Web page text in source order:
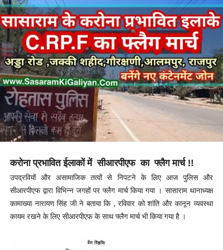
करोना प्रभावित ईलाकों में सीआरपीएफ का फ्लैग मार्च !!
उपद्रवियों और असामाजिक तत्वों से निपटने के लिए आज पुलिस और
सीआरपीएफ द्वारा विभिन्न जगहों पर फ्लैग मार्च किया गया । सासाराम थानाध्यक्ष
कामाख्या नारायण सिंह जी ने बताया कि , रविवार को शांति और कानून व्यवस्था
कायम रखने के लिए सीआरपीएफ के साथ फ्लैग मार्च भी किया गया है ।